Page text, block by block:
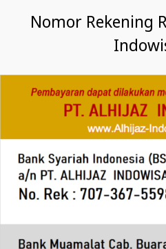
Nomor Rekening